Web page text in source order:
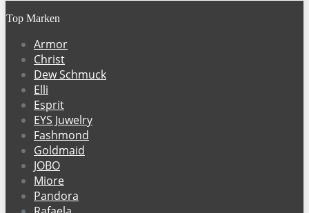
Top Marken
Armor
Christ
Dew Schmuck
Elli
Esprit
EYS Juwelry
Fashmond
Goldmaid
JOBO
Miore
Pandora